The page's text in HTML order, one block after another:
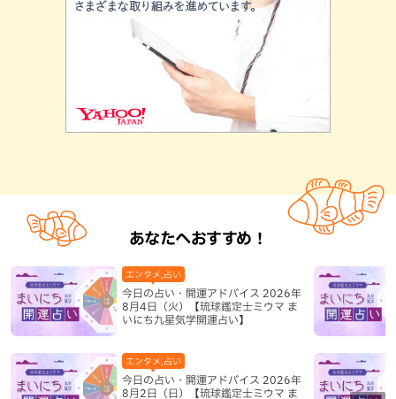
あなたへおすすめ！
今日の占い・開運アドバイス 2026年
8月4日（火）【琉球鑑定士ミウマ ま
いにち九星気学開運占い】
エンタメ,占い
今日の占い・開運アドバイス 2026年
8月2日（日）【琉球鑑定士ミウマ ま
エンタメ,占い